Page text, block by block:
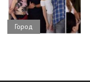
Город